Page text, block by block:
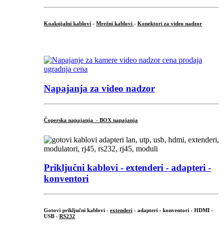
Koaksijalni kablovi - Mrežni kablovi - Konektori za video nadzor
Napajanja za video nadzor
Čoperska napajanja - BOX napajanja
Priključni kablovi - extenderi - adapteri -
konventori
Gotovi priključni kablovi - extenderi - adapteri - konventori - HDMI -
USB - RS232